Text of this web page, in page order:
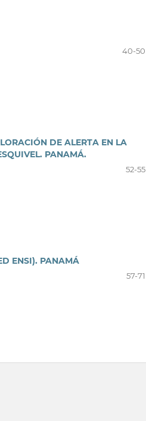
40-50
DE ALERTA EN LA
PANAMÁ.
52-55
ENSI). PANAMÁ
57-71